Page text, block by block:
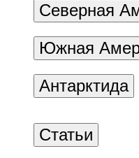
Северная
Южная
Антарктида
Статьи